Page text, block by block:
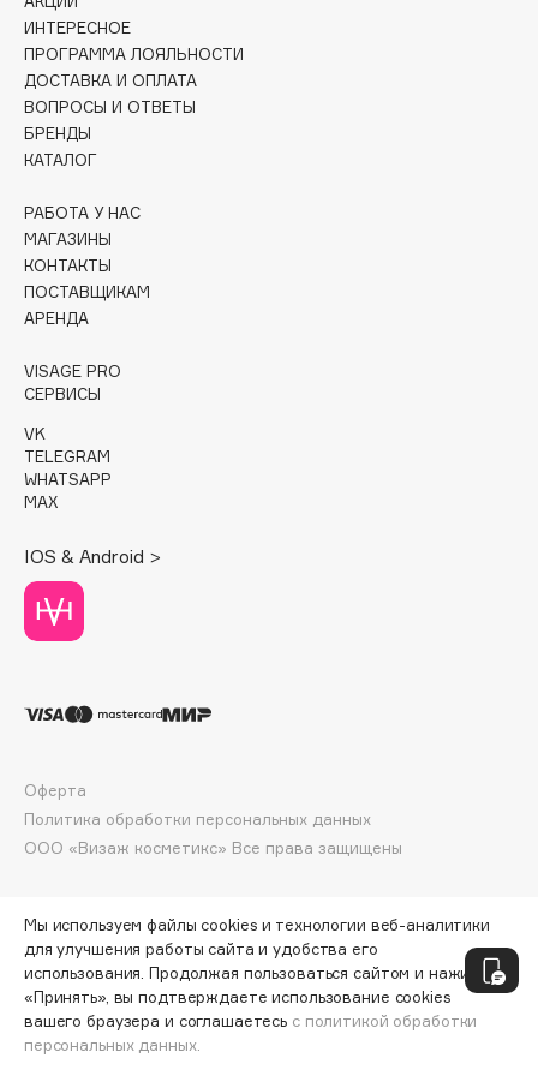
Collagenina
Consly
Corimo
CosRX
Cunzite
Curaprox
d'Alba
DARLING*
Darphin
Deonica
Dessange
Dior
Dolomit
DP Daily Perfection
Dr. Vranjes Firenze
Dr.Althea
Dr.Jart+
DSD de Luxe
Dyson
СООБЩИТЬ О ПОСТУПЛЕНИИ
ИНТЕРЕСНОЕ
ПРОГРАММА ЛОЯЛЬНОСТИ
ДОСТАВКА И ОПЛАТА
ВОПРОСЫ И ОТВЕТЫ
БРЕНДЫ
КАТАЛОГ
РАБОТА У НАС
МАГАЗИНЫ
КОНТАКТЫ
ПОСТАВЩИКАМ
АРЕНДА
VISAGE PRO
СЕРВИСЫ
VK
TELEGRAM
WHATSAPP
MAX
IOS & Android >
ООО «Визаж косметикс» Все права защищены
Оферта
Политика обработки персональных данных
Мы используем файлы cookies и технологии веб-аналитики
для улучшения работы сайта и удобства его
использования. Продолжая пользоваться сайтом и нажимая
«Принять», вы подтверждаете использование cookies
вашего браузера и соглашаетесь с политикой обработки
персональных данных.